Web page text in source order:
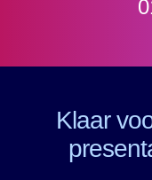
Klaar